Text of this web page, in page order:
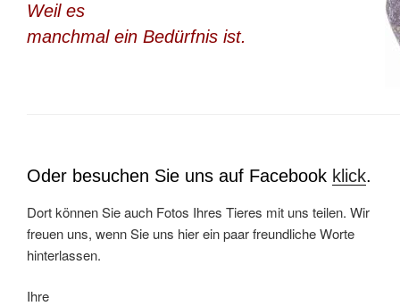
Weil es
manchmal ein Bedürfnis ist.
Oder besuchen Sie uns auf Facebook klick.
Dort können Sie auch Fotos Ihres Tieres mit uns teilen. Wir
freuen uns, wenn Sie uns hier ein paar freundliche Worte
hinterlassen.
Ihre